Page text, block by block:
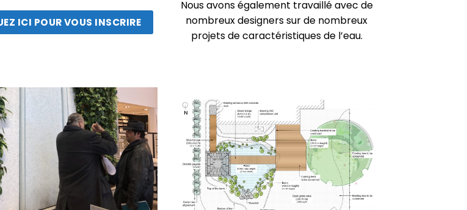
ICI POUR VOUS INSCRIRE
Nous avons également travaillé avec de
nombreux designers sur de nombreux
projets de caractéristiques de l’eau.